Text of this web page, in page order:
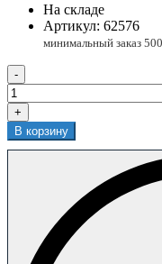
На складе
Артикул: 62576
-
+
В корзину